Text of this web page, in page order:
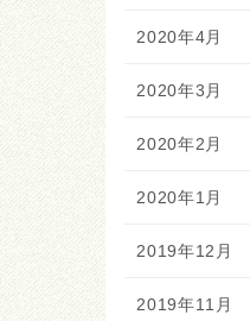
2020年4月
2020年3月
2020年2月
2020年1月
2019年12月
2019年11月